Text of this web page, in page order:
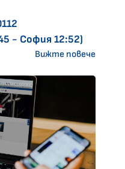
- София 12:52)
Вижте повече